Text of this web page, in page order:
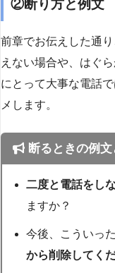
②断り方と例文
前章でお伝えした通
えない場合や、はぐ
にとって大事な電話
メします。
断るときの例文
二度と電話をし
ますか？
今後、こういっ
から削除してくだ